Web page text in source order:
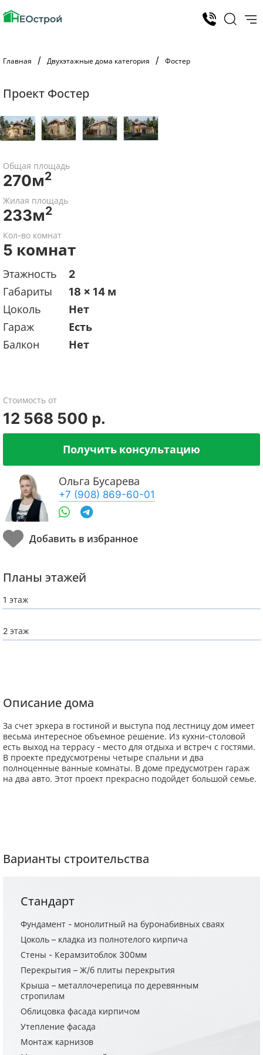
Главная Двухэтажные дома категория Фостер
Проект Фостер
Общая площадь
270м2
Жилая площадь
233м2
Кол-во комнат
5 комнат
Этажность
2
Габариты
18 x 14 м
Цоколь
Нет
Гараж
Есть
Балкон
Нет
Стоимость от
12 568 500 р.
Получить консультацию
Ольга Бусарева
+7 (908) 869-60-01
Планы этажей
1 этаж
2 этаж
Описание дома
За счет эркера в гостиной и выступа под лестницу дом имеет
весьма интересное объемное решение. Из кухни-столовой
есть выход на террасу - место для отдыха и встреч с гостями.
В проекте предусмотрены четыре спальни и два
полноценные ванные комнаты. В доме предусмотрен гараж
на два авто. Этот проект прекрасно подойдет большой семье.
Варианты строительства
Стандарт
Фундамент - монолитный на буронабивных сваях
Цоколь – кладка из полнотелого кирпича
Стены - Керамзитоблок 300мм
Перекрытия – Ж/б плиты перекрытия
Крыша – металлочерепица по деревянным
стропилам
Облицовка фасада кирпичом
Утепление фасада
Монтаж карнизов